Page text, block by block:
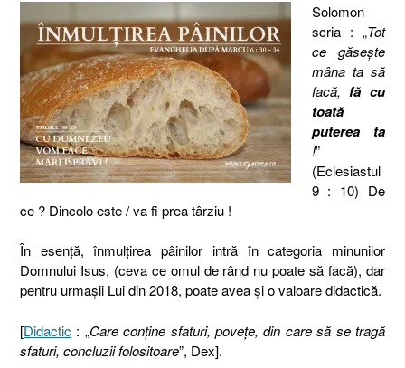
Solomon
scria : „Tot
ce găseşte
mâna ta să
facă, fă cu
toată
puterea ta
!”
(Eclesiastul
9 : 10) De
ce ? Dincolo este / va fi prea târziu !
În esenţă, înmulţirea pâinilor intră în categoria minunilor
Domnului Isus, (ceva ce omul de rând nu poate să facă), dar
pentru urmaşii Lui din 2018, poate avea şi o valoare didactică.
[Didactic : „Care conține sfaturi, povețe, din care să se tragă
sfaturi, concluzii folositoare”, Dex].